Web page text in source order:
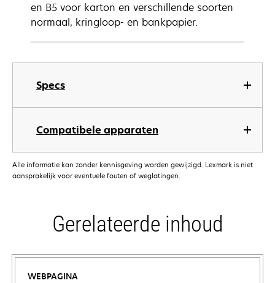
Specs
Compatibele apparaten
en B5 voor karton en verschillende soorten
normaal, kringloop- en bankpapier.
Alle informatie kan zonder kennisgeving worden gewijzigd. Lexmark is niet
aansprakelijk voor eventuele fouten of weglatingen.
Gerelateerde inhoud
WEBPAGINA